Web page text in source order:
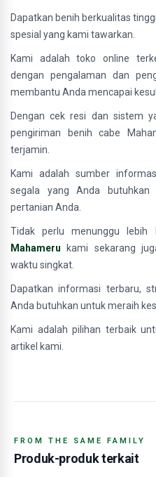
Dapatkan benih berkualitas
spesial yang kami tawarkan.
Kami adalah toko online
dengan pengalaman dan
membantu Anda mencapai
Dengan cek resi dan sistem
pengiriman benih cabe
terjamin.
Kami adalah sumber
segala yang Anda butuhkan
pertanian Anda.
Tidak perlu menunggu lebih
Mahameru kami sekarang
waktu singkat.
Dapatkan informasi terbaru,
Anda butuhkan untuk meraih
Kami adalah pilihan terbaik
artikel kami.
FROM THE SAME FAMILY
Produk-produk terkait